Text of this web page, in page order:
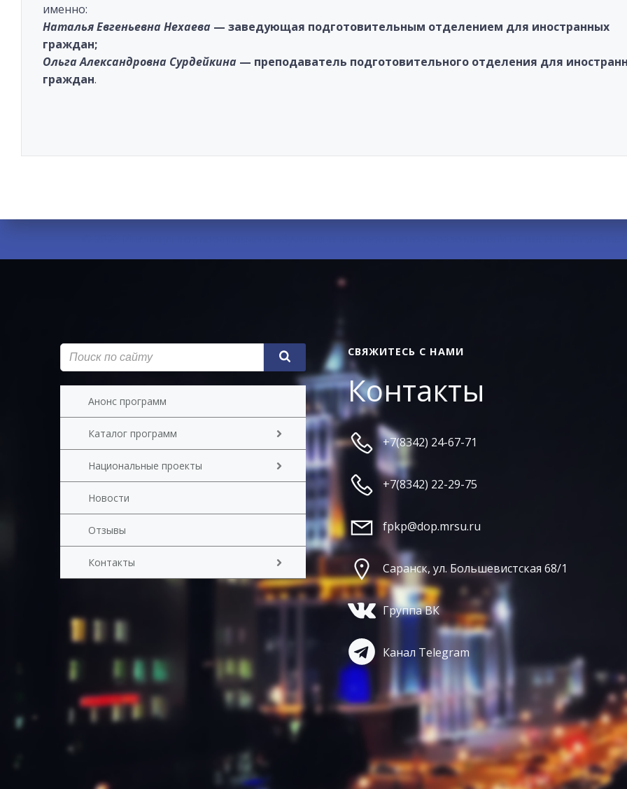
именно:
Наталья Евгеньевна Нехаева — заведующая подготовительным отделением для иностранных
граждан;
Ольга Александровна Сурдейкина — преподаватель подготовительного отделения для
граждан.
Анонс программ
Каталог программ
Национальные проекты
Новости
Отзывы
Контакты
СВЯЖИТЕСЬ С НАМИ
Контакты
+7(8342) 24-67-71
+7(8342) 22-29-75
fpkp@dop.mrsu.ru
Саранск, ул. Большевистская 68/1
Группа ВК
Канал Telegram